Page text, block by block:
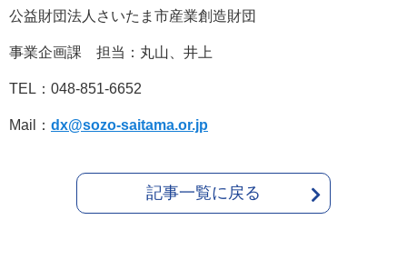
公益財団法人さいたま市産業創造財団
事業企画課 担当：丸山、井上
TEL：048-851-6652
Mail： dx@sozo-saitama.or.jp
記事一覧に戻る